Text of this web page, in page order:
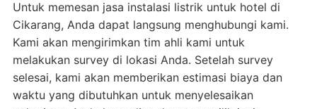
Untuk memesan jasa instalasi listrik untuk hotel di
Cikarang, Anda dapat langsung menghubungi kami.
Kami akan mengirimkan tim ahli kami untuk
melakukan survey di lokasi Anda. Setelah survey
selesai, kami akan memberikan estimasi biaya dan
waktu yang dibutuhkan untuk menyelesaikan